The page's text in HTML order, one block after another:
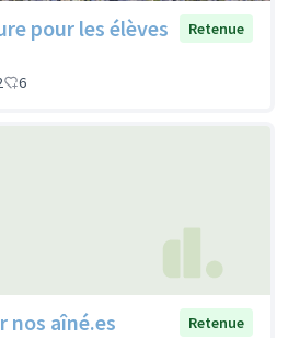
pour les élèves
Retenue
6
nos aîné.es
Retenue